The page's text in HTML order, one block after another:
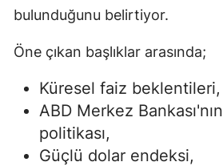
bulunduğunu belirtiyor.
Öne çıkan başlıklar arasında;
Küresel faiz beklentileri,
ABD Merkez
politikası,
Güçlü dolar endeksi,